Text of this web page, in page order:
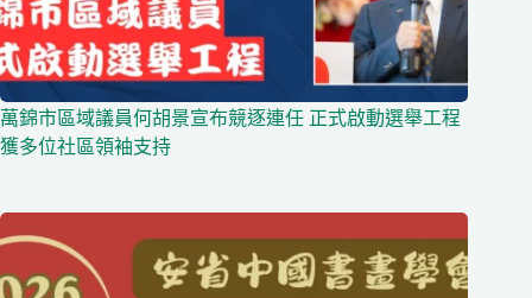
萬錦市區域議員何胡景宣布競逐連任 正式啟動選舉工程
獲多位社區領袖支持